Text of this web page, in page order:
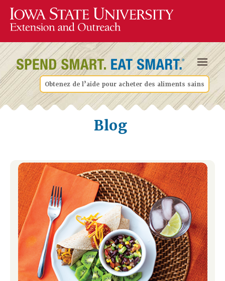
Obtenez de l’aide pour acheter des aliments sains
Blog